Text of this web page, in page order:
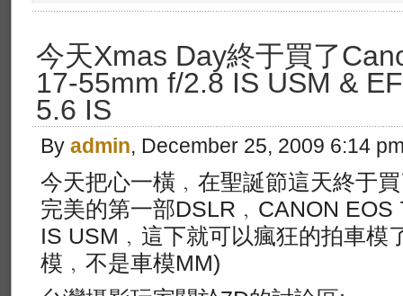
今天Xmas Day終于買了
17-55mm f/2.8 IS USM &
5.6 IS
By admin, December 25, 2009 6:14
今天把心一橫﹐在聖誕節這天終于
完美的第一部DSLR﹐CANON
IS USM﹐這下就可以瘋狂的拍車模
模﹐不是車模MM)